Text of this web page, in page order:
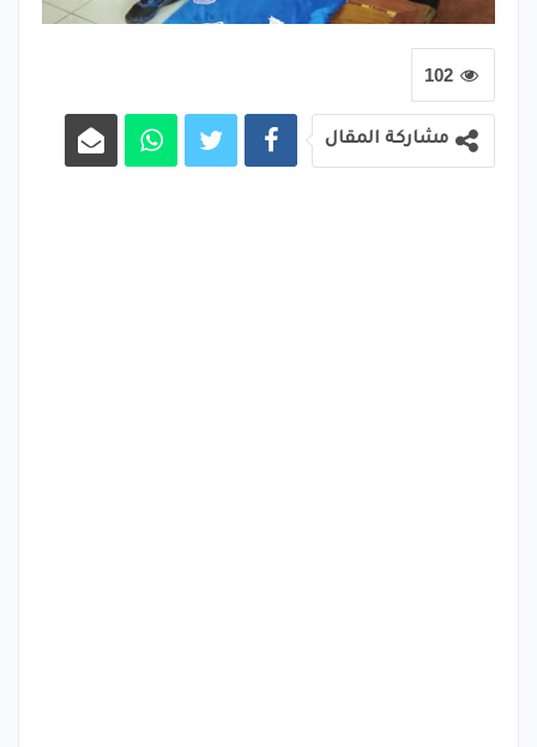
102
مشاركة المقال